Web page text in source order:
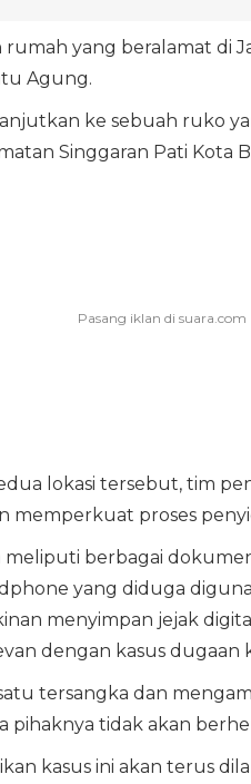
yang beralamat di
Agung.
ke sebuah ruko
Singgaran Pati Kota
lokasi tersebut, tim
memperkuat proses
meliputi berbagai
yang diduga
menyimpan jejak
dengan kasus dugaan
tersangka dan
tidak akan
kasus ini akan terus